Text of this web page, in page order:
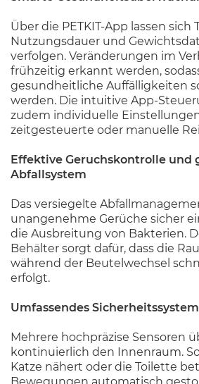
Über die PETKIT-App lassen
Nutzungsdauer und
verfolgen. Veränderungen im
frühzeitig erkannt werden,
gesundheitliche Auffälligkeiten
werden. Die intuitive App-
zudem individuelle
zeitgesteuerte oder manuelle
Effektive Geruchskontrolle und
Abfallsystem
Das versiegelte
unangenehme Gerüche sicher
die Ausbreitung von Bakterien.
Behälter sorgt dafür, dass die
während der Beutelwechsel
erfolgt.
Umfassendes Sicherheitssystem
Mehrere hochpräzise Sensoren
kontinuierlich den Innenraum.
Katze nähert oder die Toilette